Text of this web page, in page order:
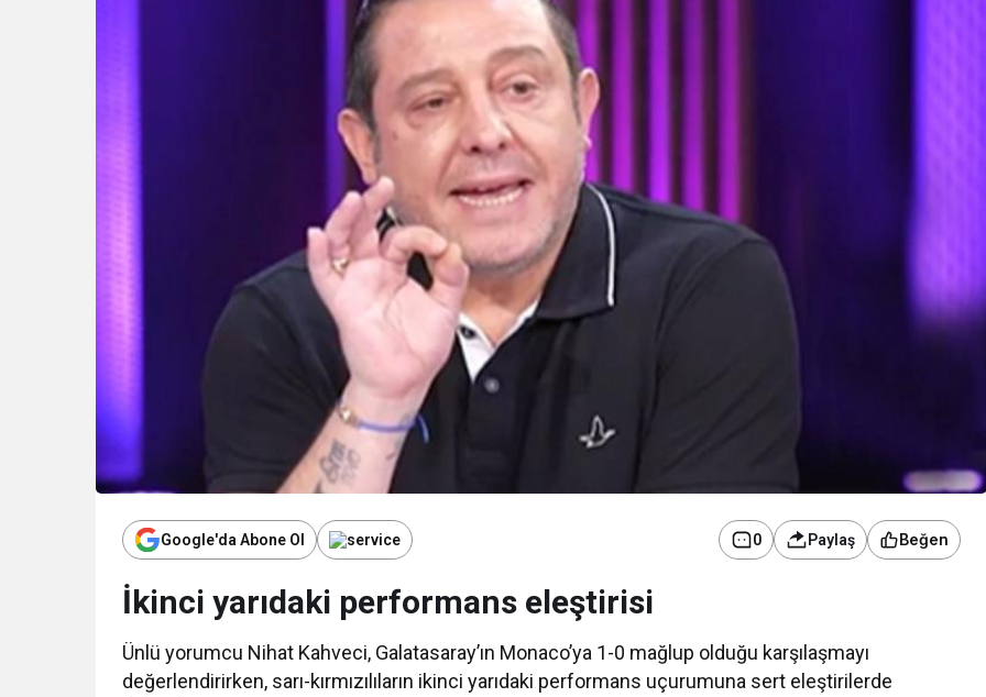
Google'da Abone Ol 0 Paylaş Beğen
İkinci yarıdaki performans eleştirisi
Ünlü yorumcu Nihat Kahveci, Galatasaray’ın Monaco’ya 1-0 mağlup olduğu karşılaşmayı
değerlendirirken, sarı-kırmızılıların ikinci yarıdaki performans uçurumuna sert eleştirilerde
Kurumsal Haberler
Media OutReach Newswire, ABD
Dağıtım Ağını ve Yapay Zekâ